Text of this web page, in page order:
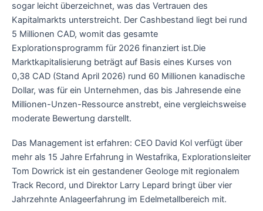
sogar leicht überzeichnet, was das Vertrauen des
Kapitalmarkts unterstreicht. Der Cashbestand liegt bei rund
5 Millionen CAD, womit das gesamte
Explorationsprogramm für 2026 finanziert ist.Die
Marktkapitalisierung beträgt auf Basis eines Kurses von
0,38 CAD (Stand April 2026) rund 60 Millionen kanadische
Dollar, was für ein Unternehmen, das bis Jahresende eine
Millionen-Unzen-Ressource anstrebt, eine vergleichsweise
moderate Bewertung darstellt.
Das Management ist erfahren: CEO David Kol verfügt über
mehr als 15 Jahre Erfahrung in Westafrika, Explorationsleiter
Tom Dowrick ist ein gestandener Geologe mit regionalem
Track Record, und Direktor Larry Lepard bringt über vier
Jahrzehnte Anlageerfahrung im Edelmetallbereich mit.